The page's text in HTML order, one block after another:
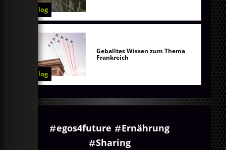
Blog
Blog
Geballtes Wissen zum Thema
Frankreich
egos4future
Ernährung
Sharing